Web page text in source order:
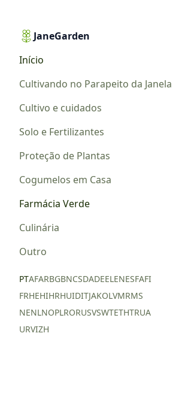
JaneGarden
Início
Cultivando no Parapeito da Janela
Cultivo e cuidados
Solo e Fertilizantes
Proteção de Plantas
Cogumelos em Casa
Farmácia Verde
Culinária
Outro
PTAFARBGBNCSDADEELENESFAFI
FRHEHIHRHUIDITJAKOLVMRMS
NENLNOPLRORUSVSWTETHTRUA
URVIZH